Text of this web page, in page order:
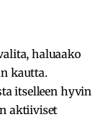
haluaako
kautta.
itselleen hyvin
aktiiviset